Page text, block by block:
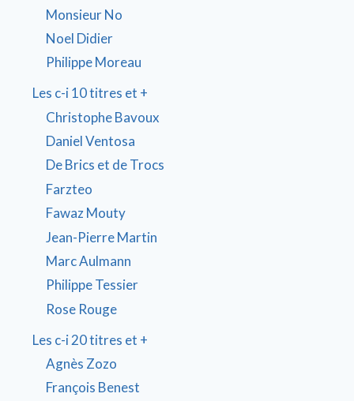
Monsieur No
Noel Didier
Philippe Moreau
Les c-i 10 titres et +
Christophe Bavoux
Daniel Ventosa
De Brics et de Trocs
Farzteo
Fawaz Mouty
Jean-Pierre Martin
Marc Aulmann
Philippe Tessier
Rose Rouge
Les c-i 20 titres et +
Agnès Zozo
François Benest